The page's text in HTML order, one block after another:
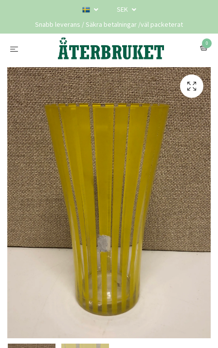
SEK
Snabb leverans / Säkra betalningar /väl packeterat
0